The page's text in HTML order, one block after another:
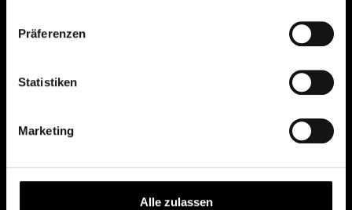
Präferenzen
Statistiken
Marketing
Alle zulassen
All rights reserved.
Depot eröffnen
Depot übertragen
Konditionen